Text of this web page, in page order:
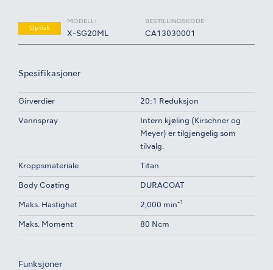
Optisk
MODELL:
X-SG20ML
BESTILLINGSKODE:
CA13030001
Spesifikasjoner
Girverdier 20:1 Reduksjon
Vannspray
Intern kjøling (Kirschner og
Meyer) er tilgjengelig som
tilvalg.
Kroppsmateriale Titan
Body Coating DURACOAT
Maks. Hastighet 2,000 min-1
Maks. Moment 80 Ncm
Funksjoner